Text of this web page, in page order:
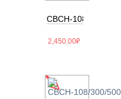
СВСН-108/300/3500
2,450.00₽